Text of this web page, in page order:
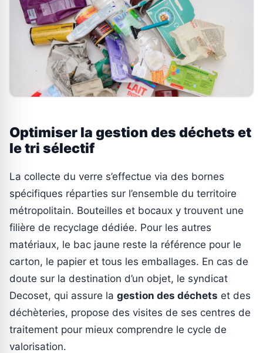
Optimiser la gestion des déchets et
le tri sélectif
La collecte du verre s’effectue via des bornes
spécifiques réparties sur l’ensemble du territoire
métropolitain. Bouteilles et bocaux y trouvent une
filière de recyclage dédiée. Pour les autres
matériaux, le bac jaune reste la référence pour le
carton, le papier et tous les emballages. En cas de
doute sur la destination d’un objet, le syndicat
Decoset, qui assure la gestion des déchets et des
déchèteries, propose des visites de ses centres de
traitement pour mieux comprendre le cycle de
valorisation.